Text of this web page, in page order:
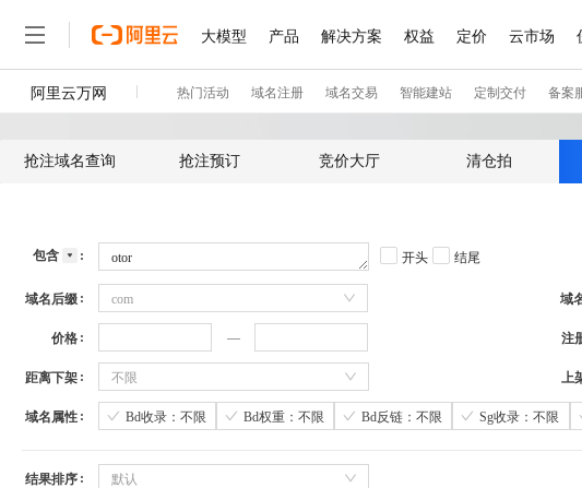
抢注域名查询 抢注预订 竞价大厅 清仓拍
包含 开头 结尾
域名后缀 com 域
价格 注
距离下架 不限 上
域名属性 Bd收录：不限 Bd权重：不限 Bd反链：不限 Sg收录：不限
结果排序 默认